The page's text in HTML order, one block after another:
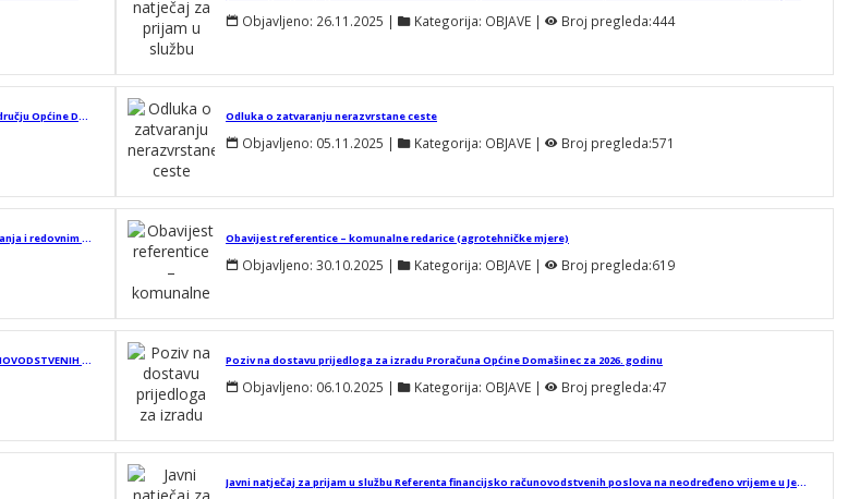
Objavljeno: 26.11.2025 | Kategorija: OBJAVE | Broj pregleda:444
Javni poziv za provedbu Programa dodjele potpore male vrijednosti poljoprivrednicima na području Općine Domašinec kao pomoć za ublažavanje posljedica prirodne nepogode suše za 2024. godinu Odluka o zatvaranju nerazvrstane ceste
Objavljeno: 05.11.2025 | Kategorija: OBJAVE | Broj pregleda:571
Javni poziv za dodjelu stipendija učenicima srednjih škola koji se školuju za deficitarna zanimanja i redovnim studentima s područja Općine Domašinec u školskoj/akademskoj 2025./2026. godini Obavijest referentice – komunalne redarice (agrotehničke mjere)
Objavljeno: 30.10.2025 | Kategorija: OBJAVE | Broj pregleda:619
OBAVIJEST O OBUSTAVI JAVNOG NATJEČAJA ZA PRIJAM U SLUŽBU REFERENTA FINANCIJSKO RAČUNOVODSTVENIH POSLOVA NA NEODREĐENO VRIJEME U JEDINSTVENI UPRAVNI ODJEL OPĆINE DOMAŠINEC Poziv na dostavu prijedloga za izradu Proračuna Općine Domašinec za 2026. godinu
Objavljeno: 06.10.2025 | Kategorija: OBJAVE | Broj pregleda:47
Javni natječaj za prijam u službu Referenta financijsko računovodstvenih poslova na neodređeno vrijeme u Jedinstveni upravni odjel Općine Domašinec